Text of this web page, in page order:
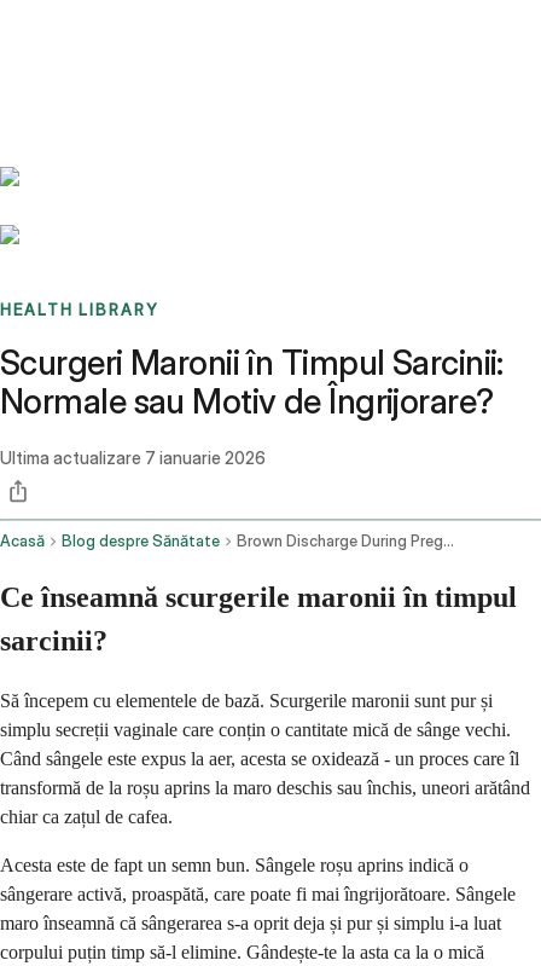
HEALTH LIBRARY
Scurgeri Maronii în Timpul Sarcinii:
Normale sau Motiv de Îngrijorare?
Ultima actualizare 7 ianuarie 2026
Acasă Blog despre Sănătate Brown Discharge During Pregnancy
Ce înseamnă scurgerile maronii în timpul
sarcinii?
Să începem cu elementele de bază. Scurgerile maronii sunt pur și
simplu secreții vaginale care conțin o cantitate mică de sânge vechi.
Când sângele este expus la aer, acesta se oxidează - un proces care îl
transformă de la roșu aprins la maro deschis sau închis, uneori arătând
chiar ca zațul de cafea.
Acesta este de fapt un semn bun. Sângele roșu aprins indică o
sângerare activă, proaspătă, care poate fi mai îngrijorătoare. Sângele
maro înseamnă că sângerarea s-a oprit deja și pur și simplu i-a luat
corpului puțin timp să-l elimine. Gândește-te la asta ca la o mică